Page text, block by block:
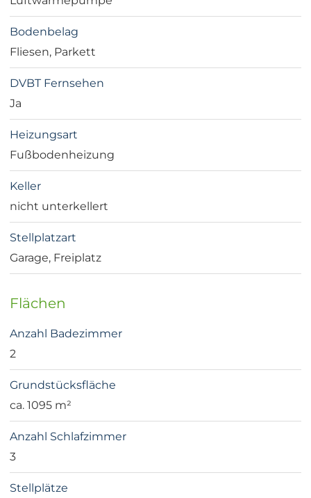
Bodenbelag
Fliesen, Parkett
DVBT Fernsehen
Ja
Heizungsart
Fußbodenheizung
Keller
nicht unterkellert
Stellplatzart
Garage, Freiplatz
Flächen
Anzahl Badezimmer
2
Grundstücksfläche
ca. 1095 m²
Anzahl Schlafzimmer
3
Stellplätze